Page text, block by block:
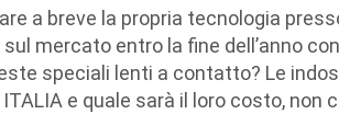
a breve la propria tecnologia
mercato entro la fine dell’anno
speciali lenti a contatto? Le
e quale sarà il loro costo, non